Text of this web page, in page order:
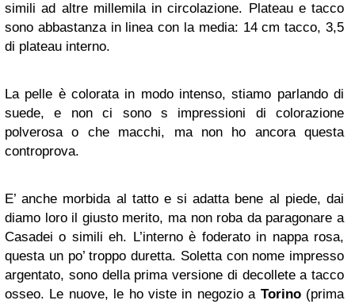
simili ad altre millemila in circolazione. Plateau e tacco
sono abbastanza in linea con la media: 14 cm tacco, 3,5
di plateau interno.
La pelle è colorata in modo intenso, stiamo parlando di
suede, e non ci sono s impressioni di colorazione
polverosa o che macchi, ma non ho ancora questa
controprova.
E’ anche morbida al tatto e si adatta bene al piede, dai
diamo loro il giusto merito, ma non roba da paragonare a
Casadei o simili eh. L’interno è foderato in nappa rosa,
questa un po’ troppo duretta. Soletta con nome impresso
argentato, sono della prima versione di decollete a tacco
osseo. Le nuove, le ho viste in negozio a Torino(prima